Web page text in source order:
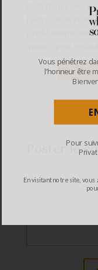
et la fumée, les
l’Islay. De la
profil simple
Poster le
Vous pénétrez
l’honneur être
En visitant notre site,
Pour